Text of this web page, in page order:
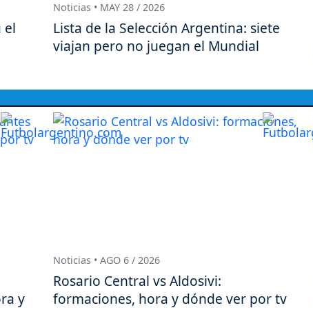
el
Noticias • MAY 28 / 2026
Lista de la Selección Argentina: siete
viajan pero no juegan el Mundial
y
Noticias • AGO 6 / 2026
Rosario Central vs Aldosivi:
formaciones, hora y dónde ver por tv